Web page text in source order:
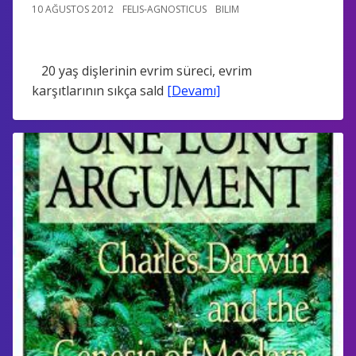
10 AĞUSTOS 2012 FELIS-AGNOSTICUS BILIM
20 yaş dişlerinin evrim süreci, evrim
karşıtlarının sıkça sald [Devamı]